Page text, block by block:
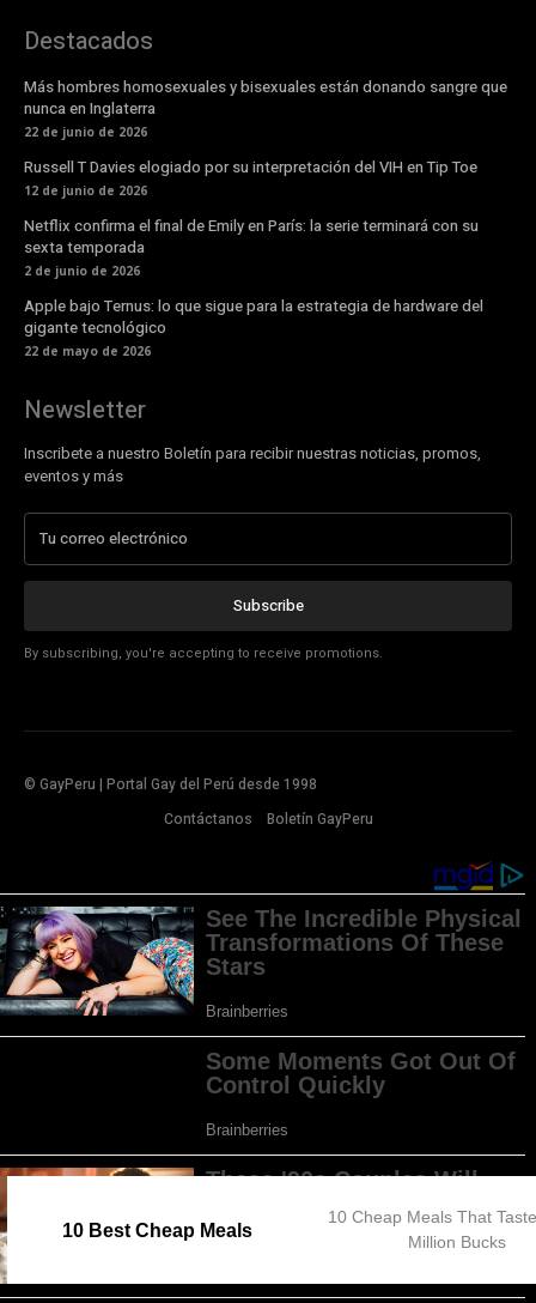
10 Best Cheap Meals
10 Cheap Meals That
Million Bucks
Destacados
Más hombres homosexuales y bisexuales están donando sangre que
nunca en Inglaterra
22 de junio de 2026
Russell T Davies elogiado por su interpretación del VIH en Tip Toe
12 de junio de 2026
Netflix confirma el final de Emily en París: la serie terminará con su
sexta temporada
2 de junio de 2026
Apple bajo Ternus: lo que sigue para la estrategia de hardware del
gigante tecnológico
22 de mayo de 2026
Newsletter
Inscribete a nuestro Boletín para recibir nuestras noticias, promos,
eventos y más
Subscribe
By subscribing, you're accepting to receive promotions.
© GayPeru | Portal Gay del Perú desde 1998
Contáctanos
Boletín GayPeru